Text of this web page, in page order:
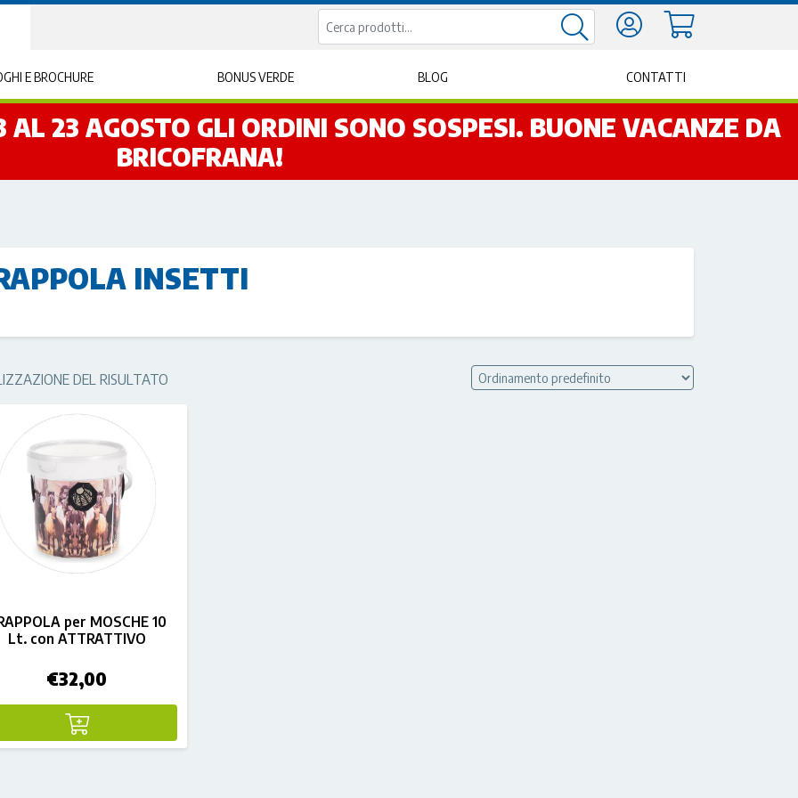
E BROCHURE BONUS VERDE BLOG CONTATTI
23 AGOSTO GLI ORDINI SONO SOSPESI. BUONE VACANZE DA
BRICOFRANA!
INSETTI
DEL RISULTATO
per MOSCHE 10
Lt. con ATTRATTIVO
€32,00